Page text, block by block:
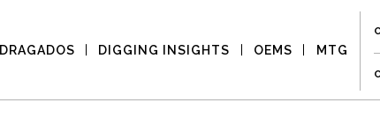
DRAGADOS DIGGING INSIGHTS OEMS MTG